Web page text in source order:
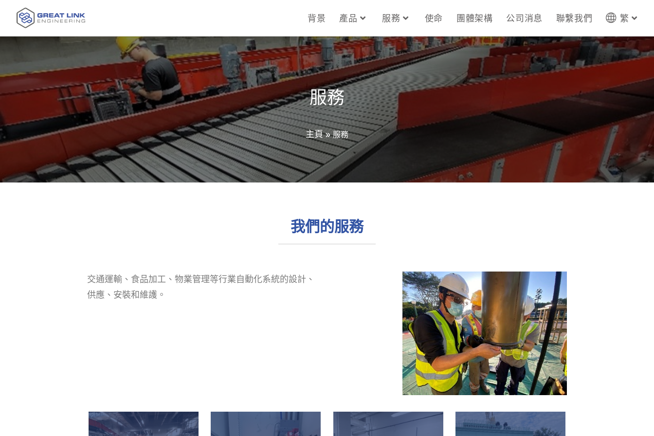
背景 產品 服務 使命 團體架構 公司消息 聯繫我們 繁
服務
主頁»服務
我們的服務
交通運輸、食品加工、物業管理等行業自動化系統的設計、
供應、安裝和維護。